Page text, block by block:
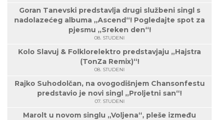
Goran Tanevski predstavlja drugi službeni singl s
nadolazećeg albuma „Ascend“! Pogledajte spot za
pjesmu „Sreken den“!
08. STUDENI
Kolo Slavuj & Folklorelektro predstavjaju „Hajstra
(TonZa Remix)“!
08. STUDENI
Rajko Suhodolčan, na ovogodišnjem Chansonfestu
predstavio je novi singl „Proljetni san“!
07. STUDENI
Marolt u novom singlu „Voljena“, pleše između